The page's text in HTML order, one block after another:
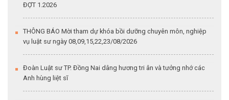
ĐỢT 1.2026
THÔNG BÁO Mời tham dự khóa bồi dưỡng chuyên môn, nghiệp
vụ luật sư ngày 08,09,15,22,23/08/2026
Đoàn Luật sư TP. Đồng Nai dâng hương tri ân và tưởng nhớ các
Anh hùng liệt sĩ